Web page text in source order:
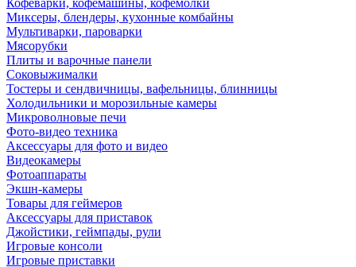
Кофеварки, кофемашины, кофемолки
Миксеры, блендеры, кухонные комбайны
Мультиварки, пароварки
Мясорубки
Плиты и варочные панели
Соковыжималки
Тостеры и сендвичницы, вафельницы, блинницы
Холодильники и морозильные камеры
Микроволновые печи
Фото-видео техника
Аксессуары для фото и видео
Видеокамеры
Фотоаппараты
Экшн-камеры
Товары для геймеров
Аксессуары для приставок
Джойстики, геймпады, рули
Игровые консоли
Игровые приставки